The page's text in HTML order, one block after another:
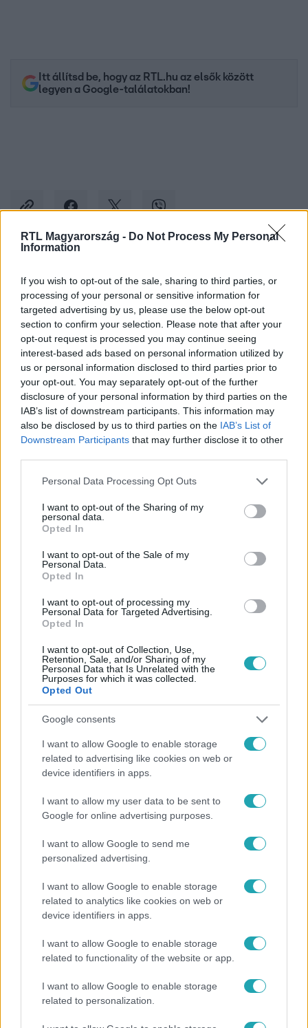
RTL Magyarország - Do Not Process My Personal
Information
If you wish to opt-out of the sale, sharing to third parties, or
processing of your personal or sensitive information for
targeted advertising by us, please use the below opt-out
section to confirm your selection. Please note that after your
opt-out request is processed you may continue seeing
interest-based ads based on personal information utilized by
us or personal information disclosed to third parties prior to
your opt-out. You may separately opt-out of the further
disclosure of your personal information by third parties on the
IAB’s list of downstream participants. This information may
also be disclosed by us to third parties on the IAB’s List of
Downstream Participants that may further disclose it to other
Please note that this website/app uses one or more Google
not limited to your visit or usage behaviour. You may click to
grant or deny consent to Google and its third-party tags to
use your data for below specified purposes in below Google
consent section.
Personal Data Processing Opt Outs
I want to opt-out of the Sharing of my
personal data.
Opted In
I want to opt-out of the Sale of my
Personal Data.
Opted In
I want to opt-out of processing my
Personal Data for Targeted Advertising.
Opted In
I want to opt-out of Collection, Use,
Retention, Sale, and/or Sharing of my
Personal Data that Is Unrelated with the
Purposes for which it was collected.
Opted Out
Google consents
I want to allow Google to enable storage
related to advertising like cookies on web or
device identifiers in apps.
I want to allow my user data to be sent to
Google for online advertising purposes.
I want to allow Google to send me
personalized advertising.
I want to allow Google to enable storage
related to analytics like cookies on web or
device identifiers in apps.
I want to allow Google to enable storage
related to functionality of the website or app.
I want to allow Google to enable storage
related to personalization.
Itt állítsd be, hogy az RTL.hu az elsők között
legyen a Google-találatokban!
Facebookon is!
Követem
#BÁTRAK FÖLDJE #ADÁSRÉSZLETEK #ÁRULÁS
#HARC # CSALÁD #VETŐ ZALÁN
#KOLTAI-NAGY BALÁZS #SOROZAT #TELENOVELLA
RTL KLUB #RTL
Népszerű
elbúcsúzott Az álommeló győztesétől